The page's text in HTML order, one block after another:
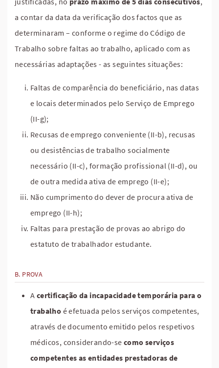
a contar da data da verificação dos factos que as
determinaram – conforme o regime do Código de
Trabalho sobre faltas ao trabalho, aplicado com as
necessárias adaptações - as seguintes situações:
Faltas de comparência do beneficiário, nas datas
e locais determinados pelo Serviço de Emprego
(II-g);
Recusas de emprego conveniente (II-b), recusas
ou desistências de trabalho socialmente
necessário (II-c), formação profissional (II-d), ou
de outra medida ativa de emprego (II-e);
Não cumprimento do dever de procura ativa de
emprego (II-h);
Faltas para prestação de provas ao abrigo do
estatuto de trabalhador estudante.
PROVA
A certificação da incapacidade temporária para o
trabalho é efetuada pelos serviços competentes,
através de documento emitido pelos respetivos
médicos, considerando-se como serviços
competentes as entidades prestadoras de